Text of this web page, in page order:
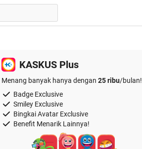
KASKUS Plus
Menang banyak hanya dengan 25 ribu/bulan!
Badge Exclusive
Smiley Exclusive
Bingkai Avatar Exclusive
Benefit Menarik Lainnya!